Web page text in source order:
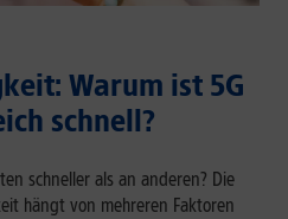
Warum ist 5G
schnell?
schneller als an anderen? Die
hängt von mehreren Faktoren